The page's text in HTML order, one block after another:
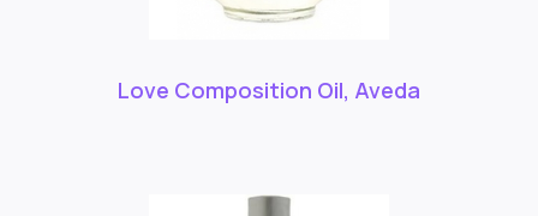
Love Composition Oil, Aveda